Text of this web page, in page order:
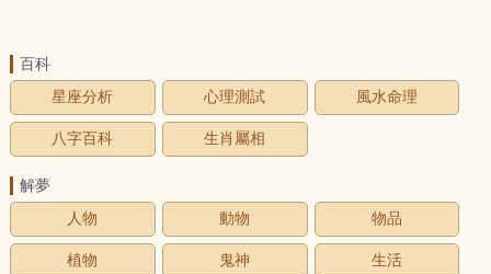
百科
星座分析
心理測試 風水命理
八字百科 生肖屬相
解夢
人物
動物 物品
植物 鬼神 生活